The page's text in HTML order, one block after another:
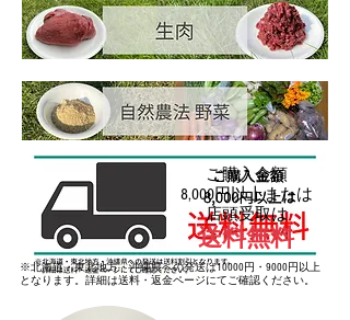
※北海道・東北地方・沖縄県への発送は10000円・9000円以上
となります。 ​詳細は送料・返金ページにてご確認ください。
ご購入金額
8,000円以上または
店頭受取は
送料無料